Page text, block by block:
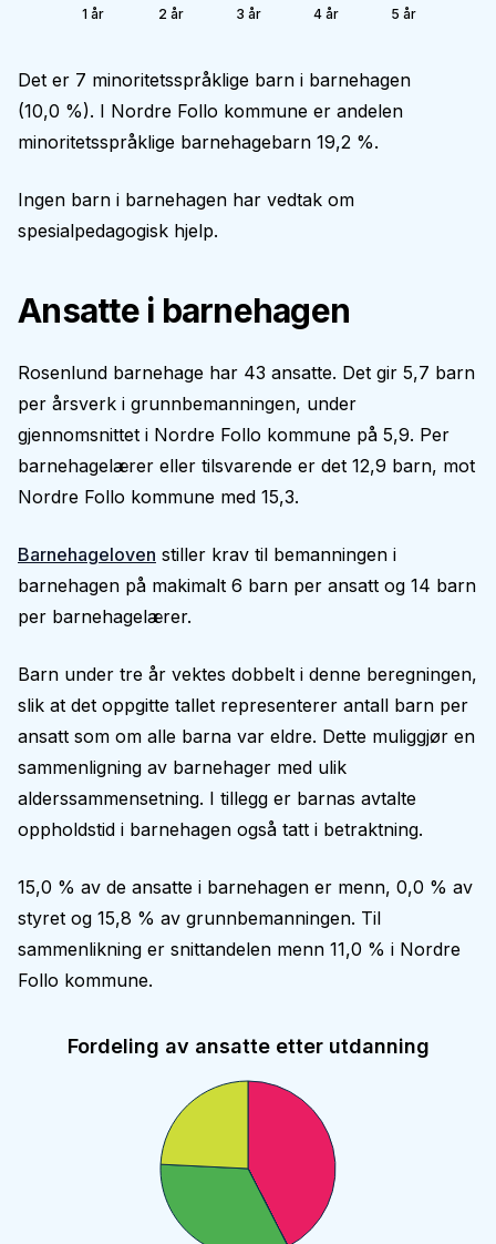
1 år 2 år 3 år 4 år 5 år
Det er 7 minoritetsspråklige barn i barnehagen
(10,0 %). I Nordre Follo kommune er andelen
minoritetsspråklige barnehagebarn 19,2 %.
Ingen barn i barnehagen har vedtak om
spesialpedagogisk hjelp.
Ansatte i barnehagen
Rosenlund barnehage har 43 ansatte. Det gir 5,7 barn
per årsverk i grunnbemanningen, under
gjennomsnittet i Nordre Follo kommune på 5,9. Per
barnehagelærer eller tilsvarende er det 12,9 barn, mot
Nordre Follo kommune med 15,3.
Barnehageloven stiller krav til bemanningen i
barnehagen på makimalt 6 barn per ansatt og 14 barn
per barnehagelærer.
Barn under tre år vektes dobbelt i denne beregningen,
slik at det oppgitte tallet representerer antall barn per
ansatt som om alle barna var eldre. Dette muliggjør en
sammenligning av barnehager med ulik
alderssammensetning. I tillegg er barnas avtalte
oppholdstid i barnehagen også tatt i betraktning.
15,0 % av de ansatte i barnehagen er menn, 0,0 % av
styret og 15,8 % av grunnbemanningen. Til
sammenlikning er snittandelen menn 11,0 % i Nordre
Follo kommune.
Fordeling av ansatte etter utdanning